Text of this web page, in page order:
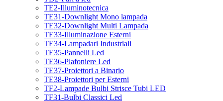
TE2-Illuminotecnica
TE31-Downlight Mono lampada
TE32-Downlight Multi Lampada
TE33-Illuminazione Esterni
TE34-Lampadari Industriali
TE35-Pannelli Led
TE36-Plafoniere Led
TE37-Proiettori a Binario
TE38-Proiettori per Esterni
TF2-Lampade Bulbi Strisce Tubi LED
TF31-Bulbi Classici Led